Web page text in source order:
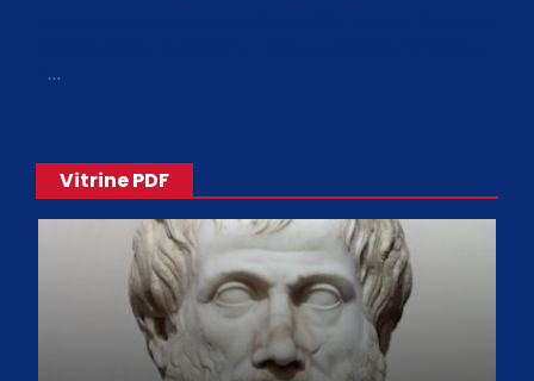
Vitrine PDF